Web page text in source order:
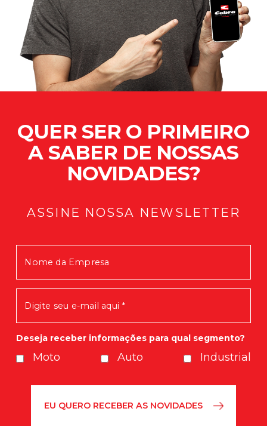
QUER SER O PRIMEIRO
A SABER DE NOSSAS
NOVIDADES?
ASSINE NOSSA NEWSLETTER
Deseja receber informações para qual segmento?
Moto Auto Industrial
Mensagem enviada com Sucesso!
Em breve você receberá nossas